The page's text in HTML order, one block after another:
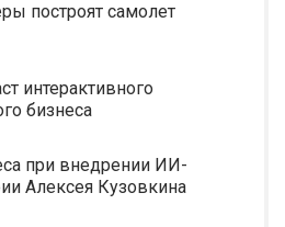
построят самолет
интерактивного
бизнеса
при внедрении ИИ-
Алексея Кузовкина